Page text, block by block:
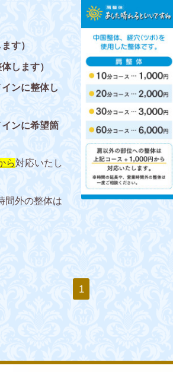
す）
します）
ンに整体し
ンに希望箇
ら対応いたし
間外の整体は
1